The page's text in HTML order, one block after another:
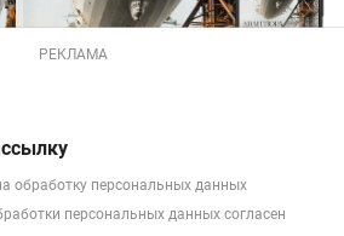
РЕКЛАМА
обработку персональных данных
персональных данных согласен